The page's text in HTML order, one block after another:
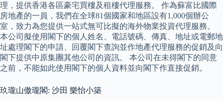
理，提供香港各區豪宅買樓及租樓代理服務。 作為蘇富比國際
房地產的一員，我們在全球81個國家和地區設有1,000個辦公
室，致力為您提供一站式無可比擬的海外物業投資代理服務。
本公司擬使用閣下的個人姓名、電話號碼、傳真、地址或電郵地
址處理閣下的申請、回覆閣下查詢並作地產代理服務的促銷及向
閣下提供中原集團其他公司的資訊。 本公司在未得閣下的同意
之前，不能如此使用閣下的個人資料並向閣下作直接促銷。
玖瓏山傲瓏閣: 沙田 樂怡小築